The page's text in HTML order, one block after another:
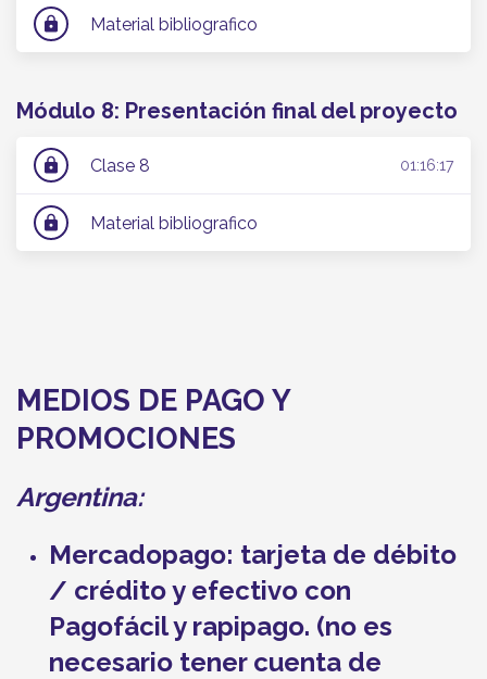
lock Material bibliografico
Módulo 8: Presentación final del proyecto
lock Clase 8 01:16:17
lock Material bibliografico
MEDIOS DE PAGO Y
PROMOCIONES
Argentina:
Mercadopago: tarjeta de débito
/ crédito y efectivo con
Pagofácil y rapipago. (no es
necesario tener cuenta de